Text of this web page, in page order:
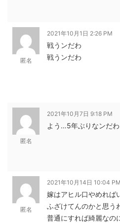
匿名
2021年10月1日 2:26 PM
戦うンだわ
戦うンだわ
匿名
2021年10月7日 9:18 PM
よう…5年ぶりなンだわ
匿名
2021年10月14日 10:04 PM
嫁はアヒル口やめれば
ふざけてんのかと思う
普通にすれば綺麗なの